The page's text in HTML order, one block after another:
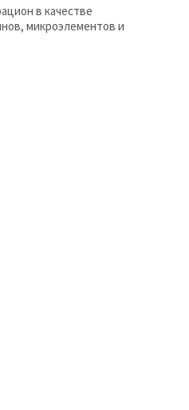
в качестве
микроэлементов и